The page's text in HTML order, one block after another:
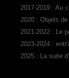
2017-2019 : Au
2020 : Objets de
2021-2022 : Le
2023-2024 :
2025 : La suite